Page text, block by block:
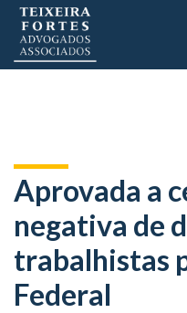
Aprovada a
negativa de
trabalhistas
Federal